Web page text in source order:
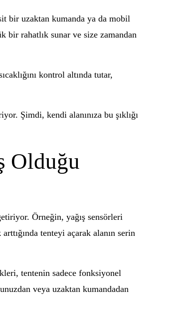
bir uzaktan kumanda ya da mobil
rahatlık sunar ve size zamandan
kontrol altında tutar,
Şimdi, kendi alanınıza bu şıklığı
Olduğu
Örneğin, yağış sensörleri
tenteyi açarak alanın serin
tentenin sadece fonksiyonel
veya uzaktan kumandadan